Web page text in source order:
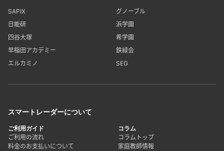
SAPIX
グノーブル
日能研
浜学園
四谷大塚
希学園
早稲田アカデミー
鉄緑会
エルカミノ
SEG
スマートレーダーについて
ご利用ガイド
ご利用の流れ
料金のお支払いについて
コラム
コラムトップ
家庭教師情報